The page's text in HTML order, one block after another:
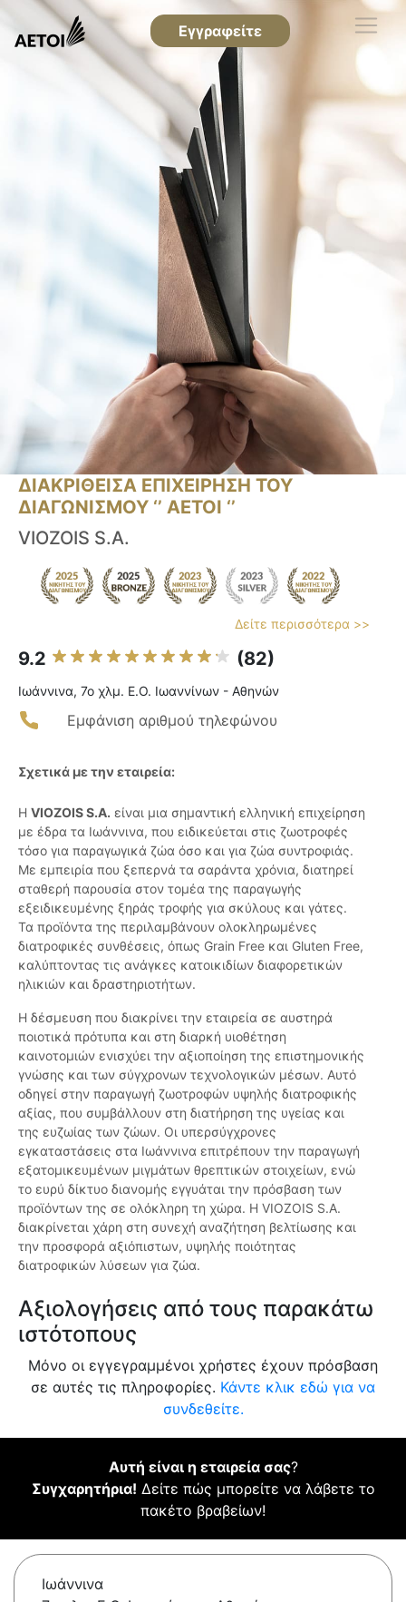
Εγγραφείτε
ΔΙΑΚΡΙΘΕΙΣΑ ΕΠΙΧΕΙΡΗΣΗ ΤΟΥ
ΔΙΑΓΩΝΙΣΜΟΥ ‘’ ΑΕΤΟΙ ‘’
VIOZOIS S.A.
Δείτε περισσότερα >>
9.2 (82)
Ιωάννινα, 7ο χλμ. Ε.Ο. Ιωαννίνων - Αθηνών
Εμφάνιση αριθμού τηλεφώνου
Σχετικά με την εταιρεία:
Η VIOZOIS S.A. είναι μια σημαντική ελληνική επιχείρηση
με έδρα τα Ιωάννινα, που ειδικεύεται στις ζωοτροφές
τόσο για παραγωγικά ζώα όσο και για ζώα συντροφιάς.
Με εμπειρία που ξεπερνά τα σαράντα χρόνια, διατηρεί
σταθερή παρουσία στον τομέα της παραγωγής
εξειδικευμένης ξηράς τροφής για σκύλους και γάτες.
Τα προϊόντα της περιλαμβάνουν ολοκληρωμένες
διατροφικές συνθέσεις, όπως Grain Free και Gluten Free,
καλύπτοντας τις ανάγκες κατοικιδίων διαφορετικών
ηλικιών και δραστηριοτήτων.
Η δέσμευση που διακρίνει την εταιρεία σε αυστηρά
ποιοτικά πρότυπα και στη διαρκή υιοθέτηση
καινοτομιών ενισχύει την αξιοποίηση της επιστημονικής
γνώσης και των σύγχρονων τεχνολογικών μέσων. Αυτό
οδηγεί στην παραγωγή ζωοτροφών υψηλής διατροφικής
αξίας, που συμβάλλουν στη διατήρηση της υγείας και
της ευζωίας των ζώων. Οι υπερσύγχρονες
εγκαταστάσεις στα Ιωάννινα επιτρέπουν την παραγωγή
εξατομικευμένων μιγμάτων θρεπτικών στοιχείων, ενώ
το ευρύ δίκτυο διανομής εγγυάται την πρόσβαση των
προϊόντων της σε ολόκληρη τη χώρα. Η VIOZOIS S.A.
διακρίνεται χάρη στη συνεχή αναζήτηση βελτίωσης και
την προσφορά αξιόπιστων, υψηλής ποιότητας
διατροφικών λύσεων για ζώα.
Αξιολογήσεις από τους παρακάτω
ιστότοπους
Μόνο οι εγγεγραμμένοι χρήστες έχουν πρόσβαση
σε αυτές τις πληροφορίες. Κάντε κλικ εδώ για να
συνδεθείτε.
Αυτή είναι η εταιρεία σας?
Συγχαρητήρια! Δείτε πώς μπορείτε να λάβετε το
πακέτο βραβείων!
Ιωάννινα